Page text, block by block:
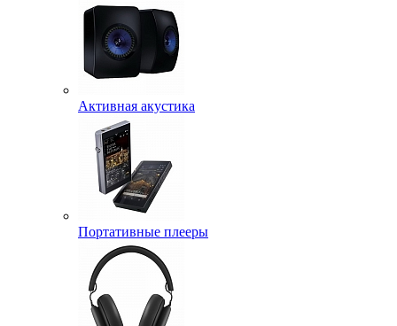
Активная акустика
Портативные плееры